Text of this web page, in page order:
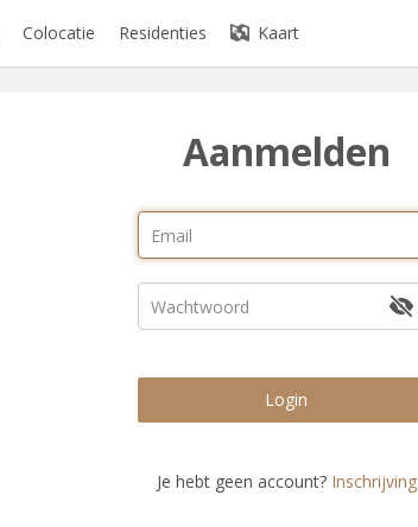
Colocatie Residenties Kaart
Aanmelden
Login
Je hebt geen account? Inschrijving